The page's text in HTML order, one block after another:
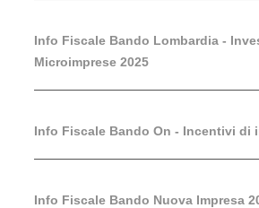
Info Fiscale Bando Lombardia -
Microimprese 2025
Info Fiscale Bando On - Incentivi di
Info Fiscale Bando Nuova Impresa